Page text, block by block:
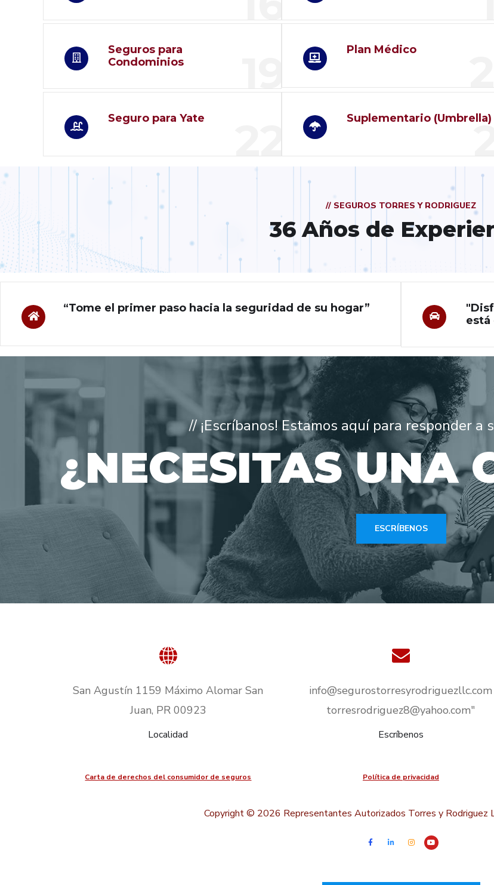
19
Seguros para
Condominios
Plan Médico
Seguro para Yate Suplementario (Umbrella)
// SEGUROS TORRES Y RODRIGUEZ
36 Años de
“Tome el primer paso hacia la seguridad de su hogar”
está
// ¡Escríbanos! Estamos aquí para responder a
¿NECESITAS UNA
ESCRÍBENOS
San Agustín 1159 Máximo Alomar San
Juan, PR 00923
Localidad
info@segurostorresyrodriguezllc.com
torresrodriguez8@yahoo.com"
Escríbenos
Carta de derechos del consumidor de seguros Política de privacidad
Copyright © 2026 Representantes Autorizados Torres y Rodriguez